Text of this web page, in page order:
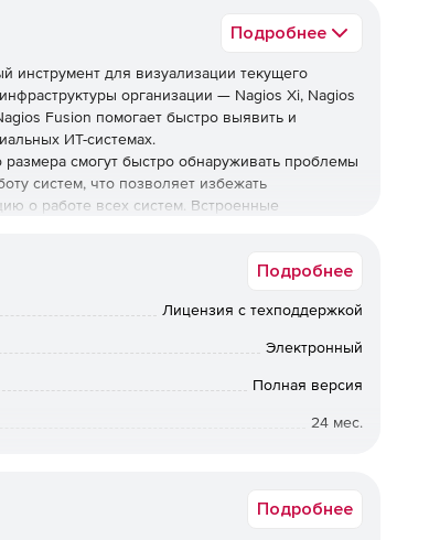
Подробнее
инструмент для визуализации текущего
организации — Nagios Xi, Nagios
Fusion помогает быстро выявить и
ИТ-системах.
смогут быстро обнаруживать проблемы
систем, что позволяет избежать
о работе всех систем. Встроенные
чему IT-специалисты могут быстро
предоставляя возможность операционным
без ограничений.
Подробнее
Лицензия с техподдержкой
Электронный
Полная версия
24 мес.
Подробнее